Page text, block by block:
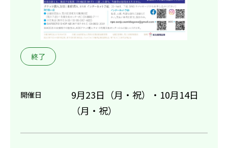
終了
開催日
9月23日（月・祝）・10月14日
（月・祝）